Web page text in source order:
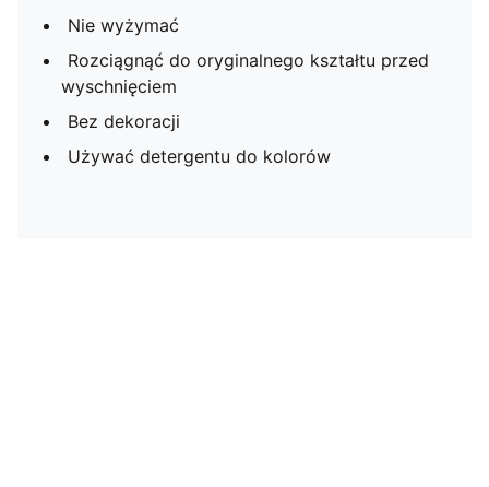
Nie wyżymać
Rozciągnąć do oryginalnego kształtu przed
wyschnięciem
Bez dekoracji
Używać detergentu do kolorów